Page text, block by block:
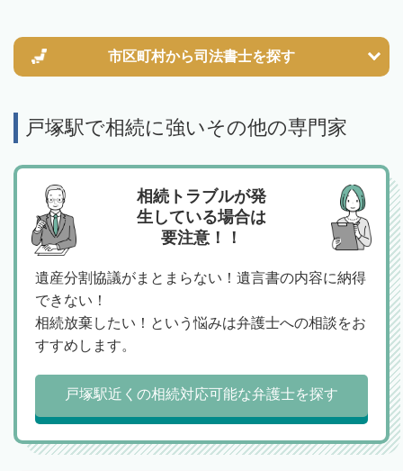
市区町村から司法書士を探す
戸塚駅で相続に強いその他の専門家
相続トラブルが発
生している場合は
要注意！！
遺産分割協議がまとまらない！遺言書の内容に納得
できない！
相続放棄したい！という悩みは弁護士への相談をお
すすめします。
戸塚駅近くの相続対応可能な弁護士を探す